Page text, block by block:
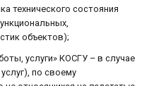
технического состояния
объектов);
услуги» КОСГУ – в случае
по своему